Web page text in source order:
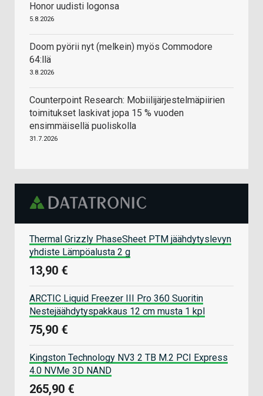
Honor uudisti logonsa
5.8.2026
Doom pyörii nyt (melkein) myös Commodore
64:llä
3.8.2026
Counterpoint Research: Mobiilijärjestelmäpiirien
toimitukset laskivat jopa 15 % vuoden
ensimmäisellä puoliskolla
31.7.2026
Thermal Grizzly PhaseSheet PTM jäähdytyslevyn
yhdiste Lämpöalusta 2 g
13,90 €
ARCTIC Liquid Freezer III Pro 360 Suoritin
Nestejäähdytyspakkaus 12 cm musta 1 kpl
75,90 €
Kingston Technology NV3 2 TB M.2 PCI Express
4.0 NVMe 3D NAND
265,90 €